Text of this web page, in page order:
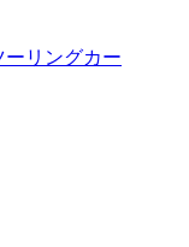
ーリングカー